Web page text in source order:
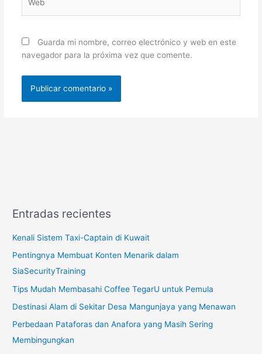
Guarda mi nombre, correo electrónico y web en este
navegador para la próxima vez que comente.
Entradas recientes
Kenali Sistem Taxi-Captain di Kuwait
Pentingnya Membuat Konten Menarik dalam
SiaSecurityTraining
Tips Mudah Membasahi Coffee TegarU untuk Pemula
Destinasi Alam di Sekitar Desa Mangunjaya yang Menawan
Perbedaan Pataforas dan Anafora yang Masih Sering
Membingungkan